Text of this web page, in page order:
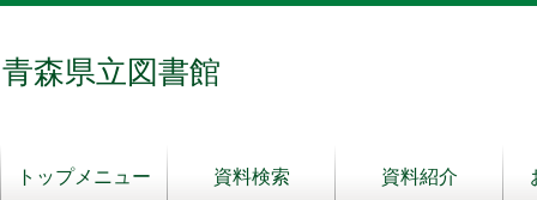
青森県立図書館
トップメニュー 資料検索 資料紹介